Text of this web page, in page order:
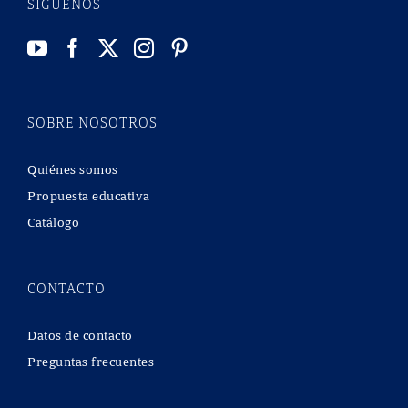
SÍGUENOS
SOBRE NOSOTROS
Quiénes somos
Propuesta educativa
Catálogo
CONTACTO
Datos de contacto
Preguntas frecuentes